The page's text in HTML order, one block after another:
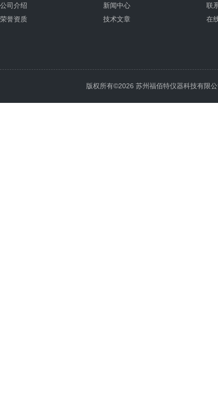
公司介绍
荣誉资质
新闻中心
技术文章
联
在
版权所有©2026 苏州福佰特仪器科技有限